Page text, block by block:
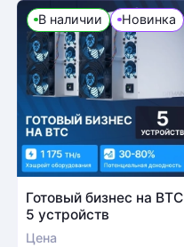
В наличии Новинка
Готовый бизнес на BTC
5 устройств
Цена